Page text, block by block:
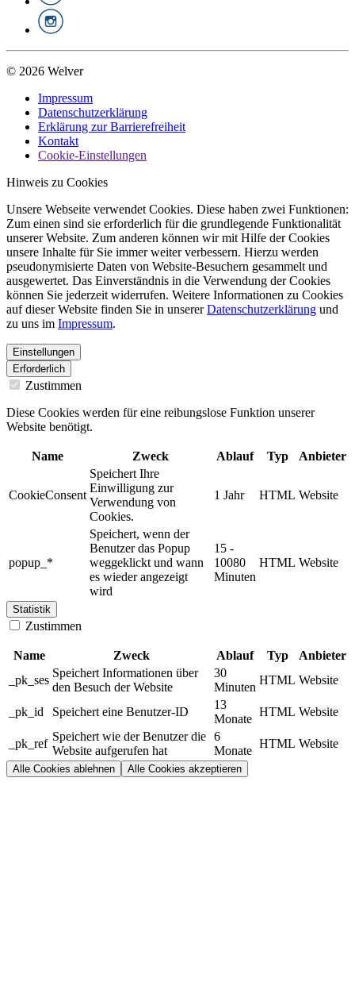
© 2026 Welver
Impressum
Datenschutzerklärung
Erklärung zur Barrierefreiheit
Kontakt
Cookie-Einstellungen
Hinweis zu Cookies
Unsere Webseite verwendet Cookies. Diese haben zwei Funktionen:
Zum einen sind sie erforderlich für die grundlegende Funktionalität
unserer Website. Zum anderen können wir mit Hilfe der Cookies
unsere Inhalte für Sie immer weiter verbessern. Hierzu werden
pseudonymisierte Daten von Website-Besuchern gesammelt und
ausgewertet. Das Einverständnis in die Verwendung der Cookies
können Sie jederzeit widerrufen. Weitere Informationen zu Cookies
auf dieser Website finden Sie in unsererDatenschutzerklärung und
zu uns im Impressum.
Einstellungen
Erforderlich
Zustimmen
Diese Cookies werden für eine reibungslose Funktion unserer
Website benötigt.
Name Zweck Ablauf Typ Anbieter
CookieConsent
Speichert Ihre
Einwilligung zur
Verwendung von
Cookies.
1 Jahr HTML Website
popup_*
Speichert, wenn der
Benutzer das Popup
weggeklickt und wann
es wieder angezeigt
wird
15 -
10080
Minuten
HTML Website
Statistik
Zustimmen
Name Zweck Ablauf Typ
Anbieter
_pk_ses
Speichert Informationen über
den Besuch der Website
30
Minuten
HTML Website
_pk_id Speichert eine Benutzer-ID
13
Monate
HTML Website
_pk_ref
Speichert wie der Benutzer die
Website aufgerufen hat
6
Monate
HTML Website
Alle Cookies ablehnen Alle Cookies akzeptieren